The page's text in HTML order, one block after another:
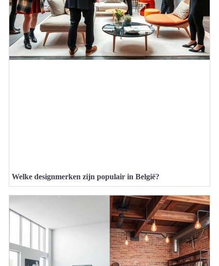
Welke designmerken zijn populair in België?